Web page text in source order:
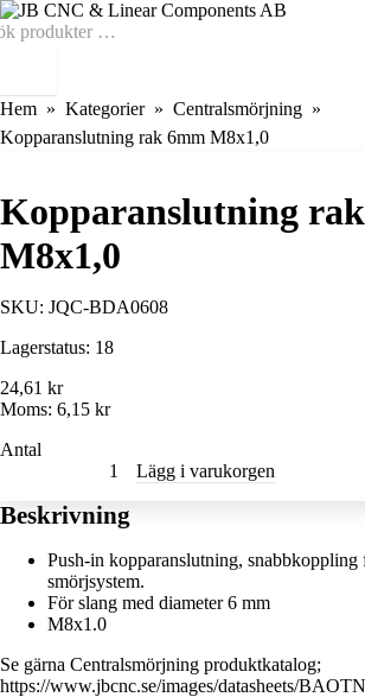
Hem Kategorier
Centralsmörjning
Kopparanslutning rak 6mm M8x1,0
Kopparanslutning
M8x1,0
SKU: JQC-BDA0608
Lagerstatus: 18
24,61 kr
Moms: 6,15 kr
Antal
Lägg i varukorgen
Beskrivning
Push-in kopparanslutning,
smörjsystem.
För slang med diameter 6 mm
M8x1.0
Se gärna Centralsmörjning produktkatalog;
https://www.jbcnc.se/images/datasheets/